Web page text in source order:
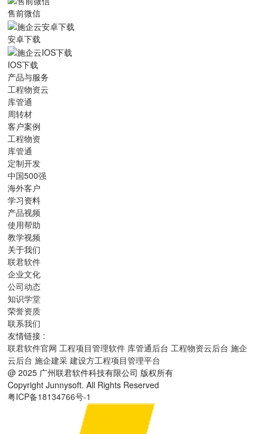
售前微信
安卓下载
IOS下载
产品与服务
工程物资云
库管通
周转材
客户案例
工程物资
库管通
定制开发
中国500强
海外客户
学习资料
产品视频
使用帮助
教学视频
关于我们
联君软件
企业文化
公司动态
知识学堂
荣誉资质
联系我们
友情链接 :
联君软件官网 工程项目管理软件 库管通后台 工程物资云后台 施企
云后台 施企建采 建设方工程项目管理平台
@ 2025 广州联君软件科技有限公司 版权所有
Copyright Junnysoft. All Rights Reserved
粤ICP备18134766号-1